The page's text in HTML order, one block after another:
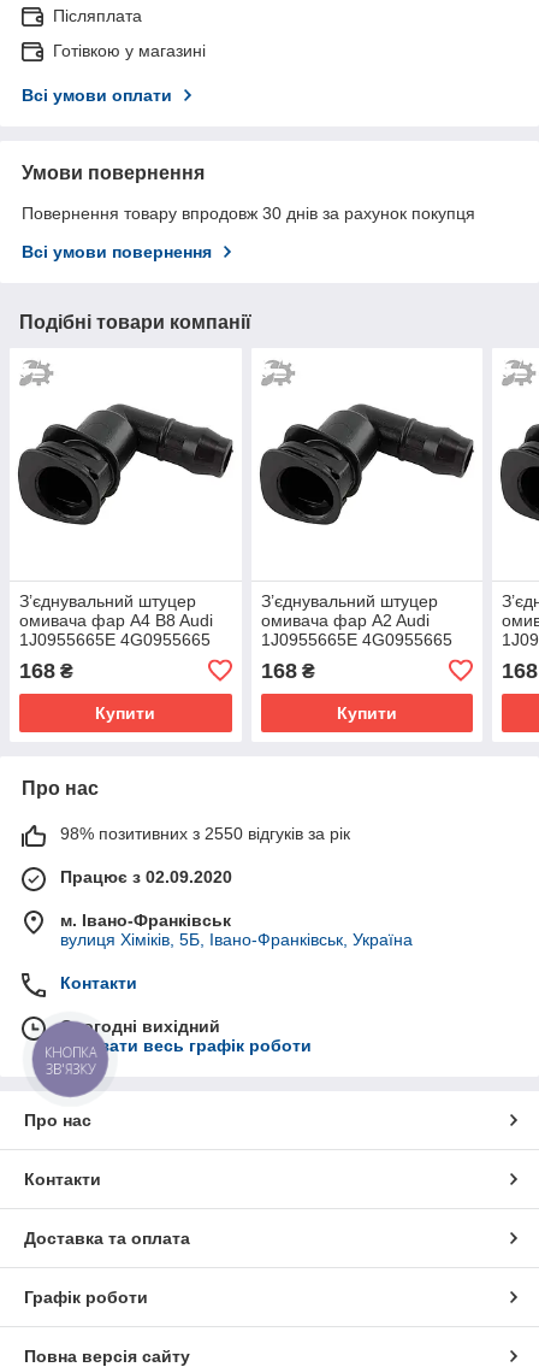
Післяплата
Готівкою у магазині
Всі умови оплати
Умови повернення
Повернення товару впродовж 30 днів за рахунок покупця
Всі умови повернення
Подібні товари компанії
З’єднувальний штуцер
омивача фар A4 B8 Audi
1J0955665E 4G0955665
168 ₴
Купити
З’єднувальний штуцер
омивача фар A2 Audi
1J0955665E 4G0955665
168₴
Купити
168
Про нас
98% позитивних з 2550 відгуків за рік
Працює з 02.09.2020
м. Івано-Франківськ
вулиця Хіміків, 5Б, Івано-Франківськ, Україна
Контакти
Сьогодні вихідний
Показати весь графік роботи
Про нас
Контакти
Доставка та оплата
Графік роботи
Повна версія сайту
КНОПКА
ЗВ'ЯЗКУ